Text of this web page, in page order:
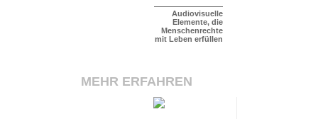
Audiovisuelle
Elemente, die
Menschenrechte
mit Leben erfüllen
MEHR ERFAHREN